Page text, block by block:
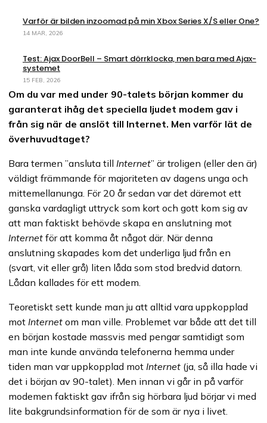
Varför är bilden inzoomad på min Xbox Series X/S eller One?
14 MAR, 2026
Test: Ajax DoorBell – Smart dörrklocka, men bara med Ajax-
systemet
15 FEB, 2026
Om du var med under 90-talets början kommer du
garanterat ihåg det speciella ljudet modem gav i
från sig när de anslöt till Internet. Men varför lät de
överhuvudtaget?
Bara termen ”ansluta till Internet” är troligen (eller den är)
väldigt främmande för majoriteten av dagens unga och
mittemellanunga. För 20 år sedan var det däremot ett
ganska vardagligt uttryck som kort och gott kom sig av
att man faktiskt behövde skapa en anslutning mot
Internet för att komma åt något där. När denna
anslutning skapades kom det underliga ljud från en
(svart, vit eller grå) liten låda som stod bredvid datorn.
Lådan kallades för ett modem.
Teoretiskt sett kunde man ju att alltid vara uppkopplad
mot Internet om man ville. Problemet var både att det till
en början kostade massvis med pengar samtidigt som
man inte kunde använda telefonerna hemma under
tiden man var uppkopplad mot Internet (ja, så illa hade vi
det i början av 90-talet). Men innan vi går in på varför
modemen faktiskt gav ifrån sig hörbara ljud börjar vi med
lite bakgrundsinformation för de som är nya i livet.